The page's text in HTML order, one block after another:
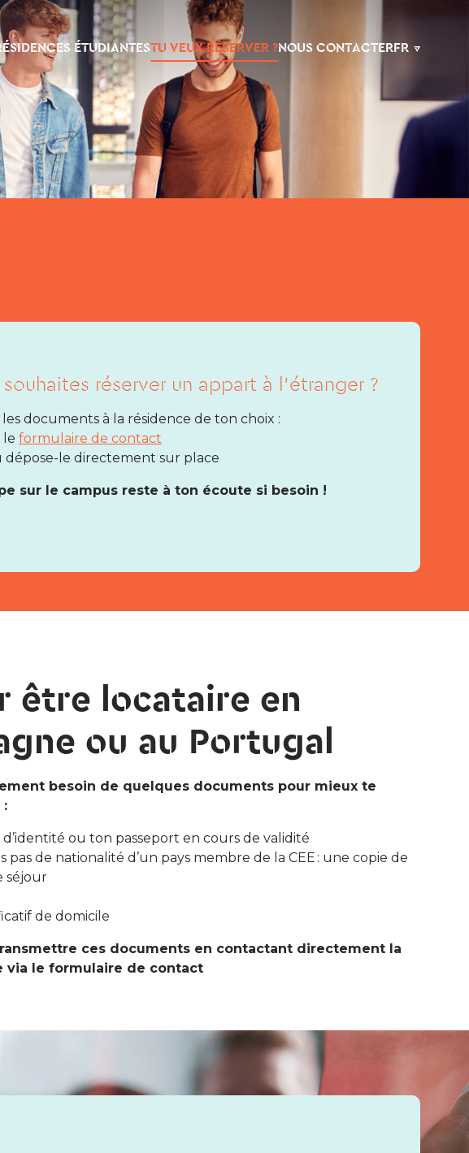
ÉTUDIANTESTU VEUX RÉSERVER ?NOUS CONTACTERFR
souhaites réserver un appart à l’étranger ?
les documents à la résidence de ton choix :
le formulaire de contact
dépose-le directement sur place
sur le campus reste à ton écoute si besoin !
être locataire en
ou au Portugal
besoin de quelques documents pour mieux te
:
d’identité ou ton passeport en cours de validité
pas de nationalité d’un pays membre de la CEE : une copie de
séjour
de domicile
ces documents en contactant directement la
via le formulaire de contact